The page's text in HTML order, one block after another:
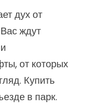
дух от
ждут
от которых
Купить
в парк.